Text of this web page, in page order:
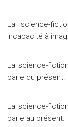
La science-
incapacité à
La science-
parle du présent.
La science-
parle au présent.